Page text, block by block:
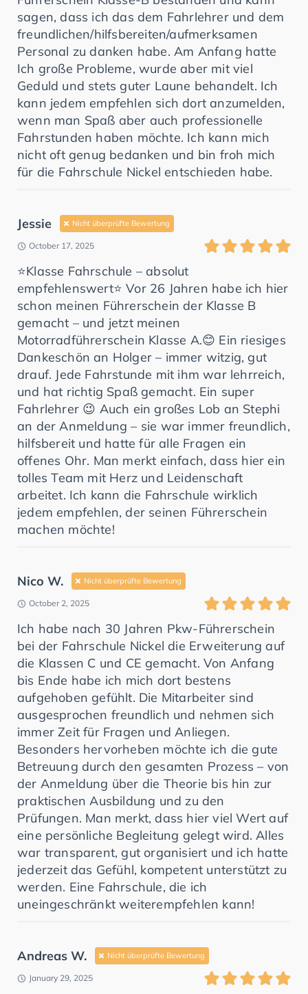
sagen, dass ich das dem Fahrlehrer und dem
freundlichen/hilfsbereiten/aufmerksamen
Personal zu danken habe. Am Anfang hatte
Ich große Probleme, wurde aber mit viel
Geduld und stets guter Laune behandelt. Ich
kann jedem empfehlen sich dort anzumelden,
wenn man Spaß aber auch professionelle
Fahrstunden haben möchte. Ich kann mich
nicht oft genug bedanken und bin froh mich
für die Fahrschule Nickel entschieden habe.
Jessie Nicht überprüfte Bewertung
October 17, 2025
⭐️Klasse Fahrschule – absolut
empfehlenswert⭐️ Vor 26 Jahren habe ich hier
schon meinen Führerschein der Klasse B
gemacht – und jetzt meinen
Motorradführerschein Klasse A.😊 Ein riesiges
Dankeschön an Holger – immer witzig, gut
drauf. Jede Fahrstunde mit ihm war lehrreich,
und hat richtig Spaß gemacht. Ein super
Fahrlehrer 😉 Auch ein großes Lob an Stephi
an der Anmeldung – sie war immer freundlich,
hilfsbereit und hatte für alle Fragen ein
offenes Ohr. Man merkt einfach, dass hier ein
tolles Team mit Herz und Leidenschaft
arbeitet. Ich kann die Fahrschule wirklich
jedem empfehlen, der seinen Führerschein
machen möchte!
Nico W. Nicht überprüfte Bewertung
October 2, 2025
Ich habe nach 30 Jahren Pkw-Führerschein
bei der Fahrschule Nickel die Erweiterung auf
die Klassen C und CE gemacht. Von Anfang
bis Ende habe ich mich dort bestens
aufgehoben gefühlt. Die Mitarbeiter sind
ausgesprochen freundlich und nehmen sich
immer Zeit für Fragen und Anliegen.
Besonders hervorheben möchte ich die gute
Betreuung durch den gesamten Prozess – von
der Anmeldung über die Theorie bis hin zur
praktischen Ausbildung und zu den
Prüfungen. Man merkt, dass hier viel Wert auf
eine persönliche Begleitung gelegt wird. Alles
war transparent, gut organisiert und ich hatte
jederzeit das Gefühl, kompetent unterstützt zu
werden. Eine Fahrschule, die ich
uneingeschränkt weiterempfehlen kann!
Andreas W. Nicht überprüfte Bewertung
January 29, 2025